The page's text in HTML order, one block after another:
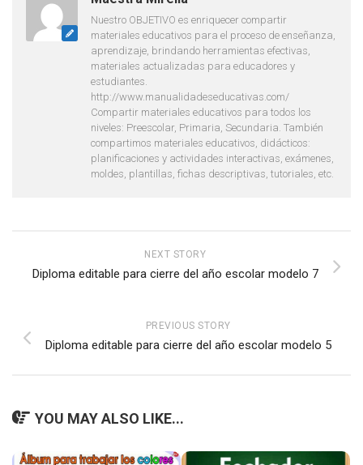
Nuestro OBJETIVO es enriquecer compartir
materiales educativos para el proceso de enseñanza,
aprendizaje, brindando herramientas efectivas,
materiales actualizadas para educadores y
estudiantes.
http://www.manualidadeseducativas.com/
Compartir materiales educativos para todos los
niveles: Preescolar, Primaria, Secundaria. También
compartimos materiales educativos, didácticos:
planificaciones y actividades interactivas, exámenes,
moldes, plantillas, fichas descriptivas, tutoriales, etc.
NEXT STORY
Diploma editable para cierre del año escolar modelo 7
PREVIOUS STORY
Diploma editable para cierre del año escolar modelo 5
YOU MAY ALSO LIKE...